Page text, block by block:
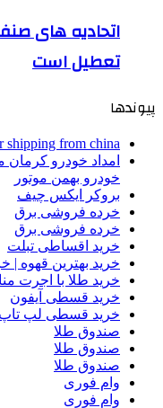
تعطیل است
پیوندها
shipping from china
امداد خودرو کرمان
خودرو بهمن موتور
بروکر ایکس چیف
خرده فروشی برق
خرده فروشی برق
خرید اقساطی تبلت
خرید بهترین قهوه |
خرید طلا با اجرت
خرید قسطی آیفون
خرید قسطی لپ تاپ
صندوق طلا
صندوق طلا
صندوق طلا
وام فوری
وام فوری